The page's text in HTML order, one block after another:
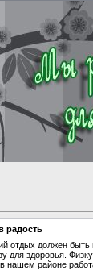
радость
отдых должен
для здоровья.
в нашем районе